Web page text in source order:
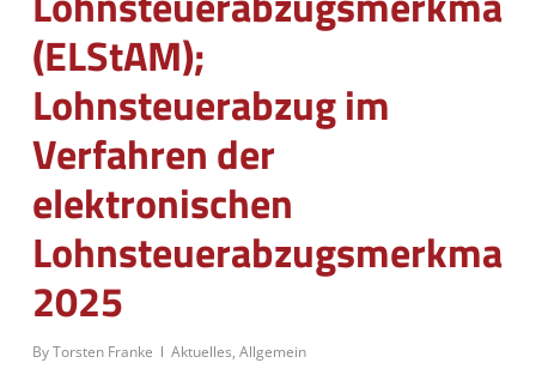
(ELStAM);
Lohnsteuerabzug im
Verfahren der
elektronischen
Lohnsteuerabzugsmerkmale
2025
ByTorsten Franke Aktuelles, Allgemein